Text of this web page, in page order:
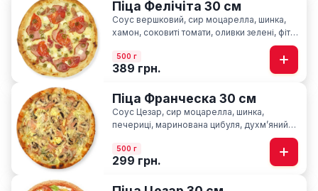
Піца Фелічіта 30 см
Соус вершковий, сир моцарелла, шинка,
хамон, соковиті томати, оливки зелені, фіта,
500 г
389 грн.
Піца Франческа 30 см
Соус Цезар, сир моцарелла, шинка,
печериці, маринована цибуля, духмʼяний
500 г
299 грн.